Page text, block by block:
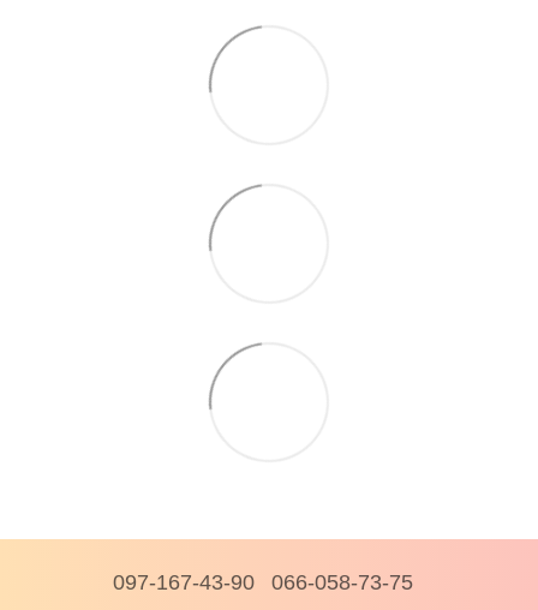
097-167-43-90 066-058-73-75